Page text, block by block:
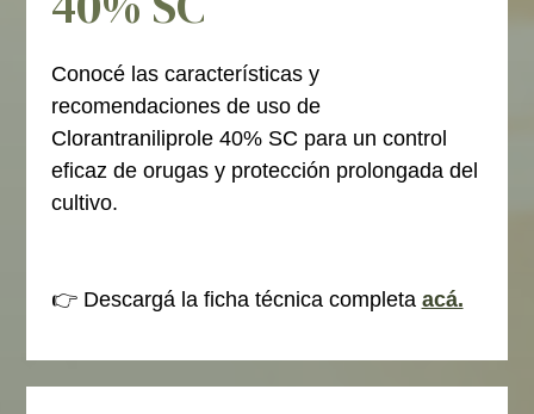
Conocé las características y
recomendaciones de uso de
Clorantraniliprole 40% SC para un control
eficaz de orugas y protección prolongada del
cultivo.
👉 Descargá la ficha técnica completa acá.